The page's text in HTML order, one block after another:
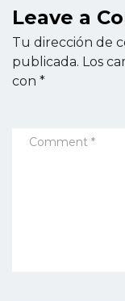
Leave a
Tu dirección de
publicada. Los
con *